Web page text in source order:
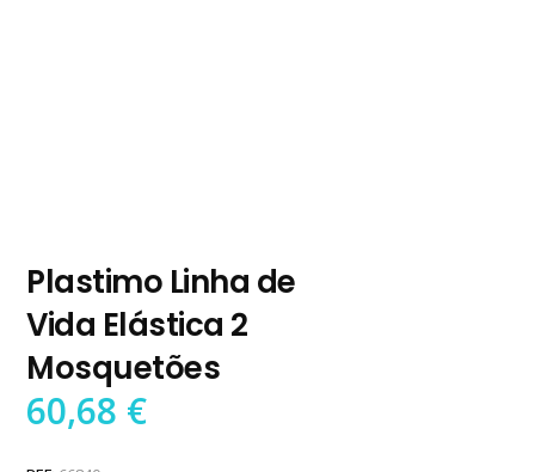
Plastimo Linha de
Vida Elástica 2
Mosquetões
60,68 €